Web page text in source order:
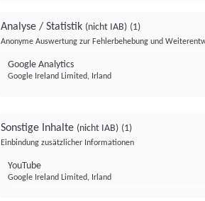
Analyse / Statistik (nicht IAB) (1)
Anonyme Auswertung zur Fehlerbehebung und
Google Analytics
Google Ireland Limited, Irland
Sonstige Inhalte (nicht IAB) (1)
Einbindung zusätzlicher Informationen
YouTube
Google Ireland Limited, Irland